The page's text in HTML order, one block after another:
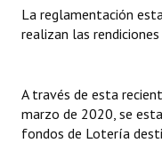
Bariloche, Municipio
REFORMA DE LA
La reglamentación
realizan las
A través de esta
marzo de 2020, se
fondos de Lotería